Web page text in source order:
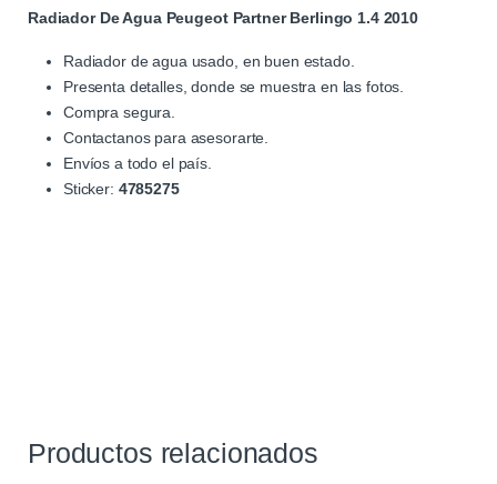
Radiador De Agua Peugeot Partner Berlingo 1.4 2010
Radiador de agua usado, en buen estado.
Presenta detalles, donde se muestra en las fotos.
Compra segura.
Contactanos para asesorarte.
Envíos a todo el país.
Sticker: 4785275
Productos relacionados